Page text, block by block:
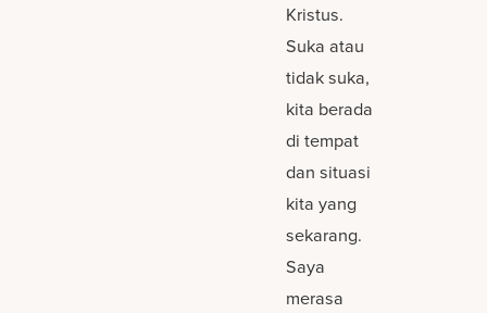
Kristus.
Suka atau
tidak suka,
kita berada
di tempat
dan situasi
kita yang
sekarang.
Saya
merasa